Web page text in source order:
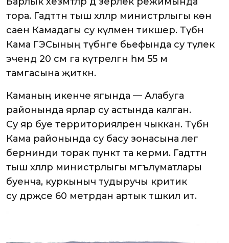
тора. Гадәттән тыш хәлләр министрлыгы көн
саен Камадагы су күләмен тикшерә. Түбән
Кама ГЭСының түбәнге бьефында су тәүлек
эчендә 20 см га күтәрелгән һәм 55 м
тамгасына җиткән.
Каманың икенче ягында — Алабуга
районында ярлар су астында калган.
Су яр буе территорияләренә чыккан. Түбән
Кама районында су басу зонасына әлегә
бернинди торак пункт та керми. Гадәттән
тыш хәлләр министрлыгы мәгълүматлары
буенча, куркыныч тудыручы критик
су дәрәҗәсе 60 метрдан артык тәшкил итә.